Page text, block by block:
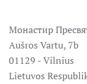
Монастир
Aušros Vartu, 7b
01129 - Vilnius
Lietuvos